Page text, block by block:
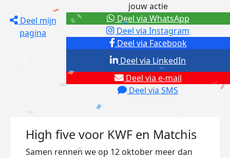
Deel mijn
pagina
jouw actie
Deel via Facebook
Deel via Instagram
Deel via e-mail
Deel via SMS
Deel via LinkedIn
Deel via WhatsApp
High five voor KWF en Matchis
Samen rennen we op 12 oktober meer dan